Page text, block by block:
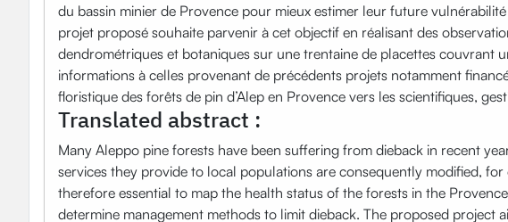
du bassin minier de Provence pour mieux estimer leur future
projet proposé souhaite parvenir à cet objectif en réalisant des
dendrométriques et botaniques sur une trentaine de placettes couvrant
informations à celles provenant de précédents projets notamment
floristique des forêts de pin d’Alep en Provence vers les scientifiques,
Translated abstract :
Many Aleppo pine forests have been suffering from dieback in recent
services they provide to local populations are consequently modified,
therefore essential to map the health status of the forests in the
determine management methods to limit dieback. The proposed